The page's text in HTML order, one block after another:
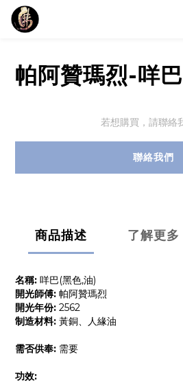
帕阿贊瑪烈-咩
若想購買，請聯絡
聯絡我們
商品描述 了解更多
名稱: 咩巴(黑色,油)
開光師傅: 帕阿贊瑪烈
開光年份: 2562
制造材料: 黃銅、人緣油
需否供奉: 需要
功效: